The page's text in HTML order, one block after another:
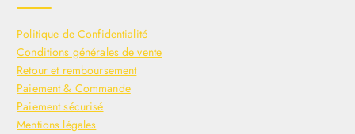
Politique de Confidentialité
Conditions générales de vente
Retour et remboursement
Paiement & Commande
Paiement sécurisé
Mentions légales